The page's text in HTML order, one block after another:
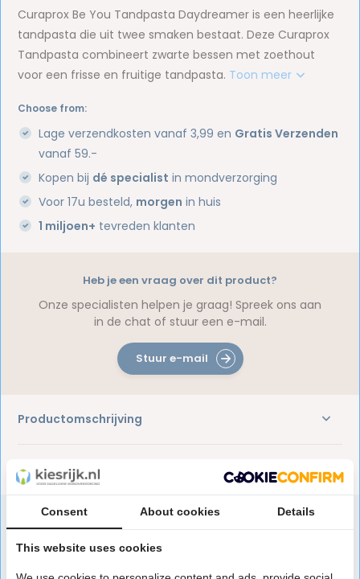
Curaprox Be You Tandpasta Daydreamer is een heerlijke
tandpasta die uit twee smaken bestaat. Deze Curaprox
Tandpasta combineert zwarte bessen met zoethout
voor een frisse en fruitige tandpasta. Toon meer
Choose from:
Lage verzendkosten vanaf 3,99 en Gratis Verzenden
vanaf 59.-
Kopen bij dé specialist in mondverzorging
Voor 17u besteld, morgen in huis
1 miljoen+ tevreden klanten
Productomschrijving
Reviews
Heb je een vraag over dit product?
Onze specialisten helpen je graag! Spreek ons aan
in de chat of stuur een e-mail.
Stuur e-mail
Speciaal aanbevolen voor jou
Consent About cookies Details
This website uses cookies